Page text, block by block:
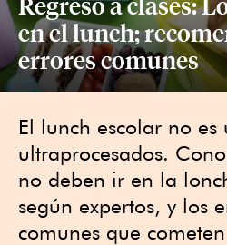
en el lunch;
errores comunes
El lunch escolar no
ultraprocesados.
no deben ir en la
según expertos, y los
comunes que